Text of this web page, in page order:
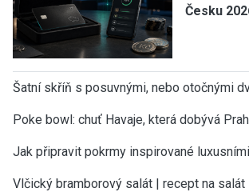
Česku
Šatní skříň s posuvnými, nebo otočnými
Poke bowl: chuť Havaje, která dobývá
Jak připravit pokrmy inspirované
Vlčický bramborový salát | recept na salát